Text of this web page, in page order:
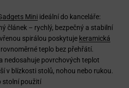
Mini ideální do kanceláře:
článek – rychlý, bezpečný a stabilní
spirálou poskytuje keramická
teplo bez přehřátí.
nedosahuje povrchových teplot
v blízkosti stolů, nohou nebo rukou.
stolní použití